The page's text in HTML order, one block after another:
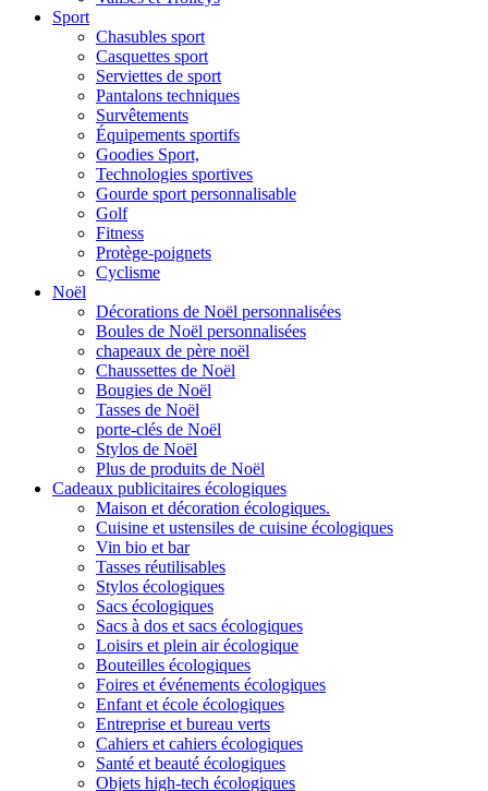
Sport
Chasubles sport
Casquettes sport
Serviettes de sport
Pantalons techniques
Survêtements
Équipements sportifs
Goodies Sport,
Technologies sportives
Gourde sport personnalisable
Golf
Fitness
Protège-poignets
Cyclisme
Noël
Décorations de Noël personnalisées
Boules de Noël personnalisées
chapeaux de père noël
Chaussettes de Noël
Bougies de Noël
Tasses de Noël
porte-clés de Noël
Stylos de Noël
Plus de produits de Noël
Cadeaux publicitaires écologiques
Maison et décoration écologiques.
Cuisine et ustensiles de cuisine écologiques
Vin bio et bar
Tasses réutilisables
Stylos écologiques
Sacs écologiques
Sacs à dos et sacs écologiques
Loisirs et plein air écologique
Bouteilles écologiques
Foires et événements écologiques
Enfant et école écologiques
Entreprise et bureau verts
Cahiers et cahiers écologiques
Santé et beauté écologiques
Objets high-tech écologiques